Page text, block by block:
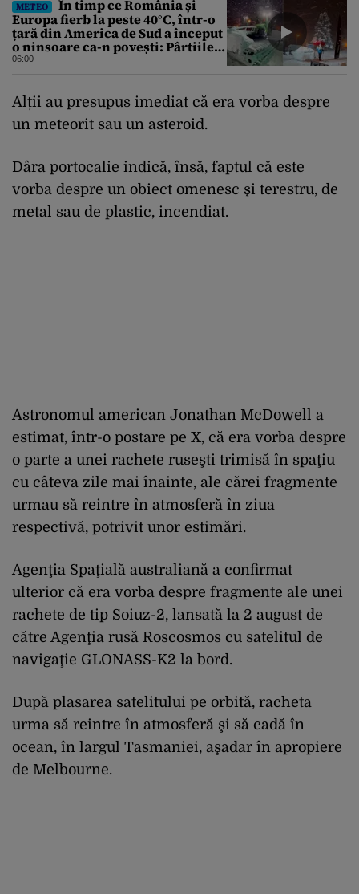
METEO
În timp ce România și
Europa fierb la peste 40°C, într-o
țară din America de Sud a început
o ninsoare ca-n povești: Pârtiile
s-au umplut de schiori
06:00
Alții au presupus imediat că era vorba despre
un meteorit sau un asteroid.
Dâra portocalie indică, însă, faptul că este
vorba despre un obiect omenesc şi terestru, de
metal sau de plastic, incendiat.
Astronomul american Jonathan McDowell a
estimat, într-o postare pe X, că era vorba despre
o parte a unei rachete ruseşti trimisă în spaţiu
cu câteva zile mai înainte, ale cărei fragmente
urmau să reintre în atmosferă în ziua
respectivă, potrivit unor estimări.
Agenţia Spaţială australiană a confirmat
ulterior că era vorba despre fragmente ale unei
rachete de tip Soiuz-2, lansată la 2 august de
către Agenţia rusă Roscosmos cu satelitul de
navigaţie GLONASS-K2 la bord.
După plasarea satelitului pe orbită, racheta
urma să reintre în atmosferă şi să cadă în
ocean, în largul Tasmaniei, aşadar în apropiere
de Melbourne.